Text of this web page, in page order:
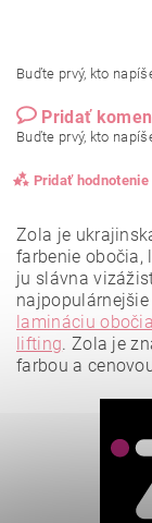
Buďte prvý, kto
Pridať
Buďte prvý, kto
Pridať hodnotenie
Vložením
Zola je
farbenie
ju slávna
lamináciu
lifting. Zola je
farbou a